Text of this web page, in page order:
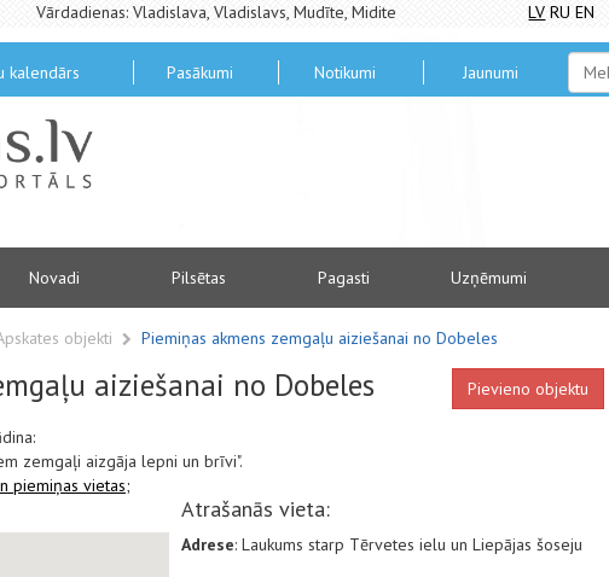
Vārdadienas: Vladislava, Vladislavs, Mudīte, Midite LV RU EN
kalendārs Pasākumi Notikumi Jaunumi
Novadi Pilsētas Pagasti Uzņēmumi
objekti Piemiņas akmens zemgaļu aiziešanai no Dobeles
aiziešanai no Dobeles Pievieno objektu
zemgaļi aizgāja lepni un brīvi".
piemiņas vietas;
Atrašanās vieta:
Adrese: Laukums starp Tērvetes ielu un Liepājas šoseju